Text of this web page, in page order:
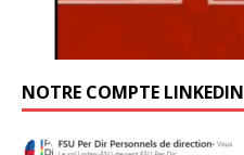
NOTRE COMPTE LINKEDIN